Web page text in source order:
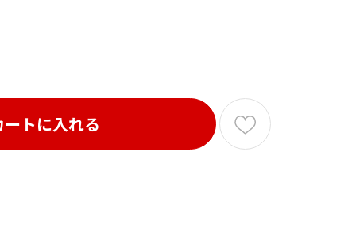
ートに入れる